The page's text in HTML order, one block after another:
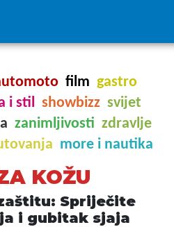
film gastro
i stil showbizz svijet
zanimljivosti zdravlje
more i nautika
KOŽU
Spriječite
i gubitak sjaja